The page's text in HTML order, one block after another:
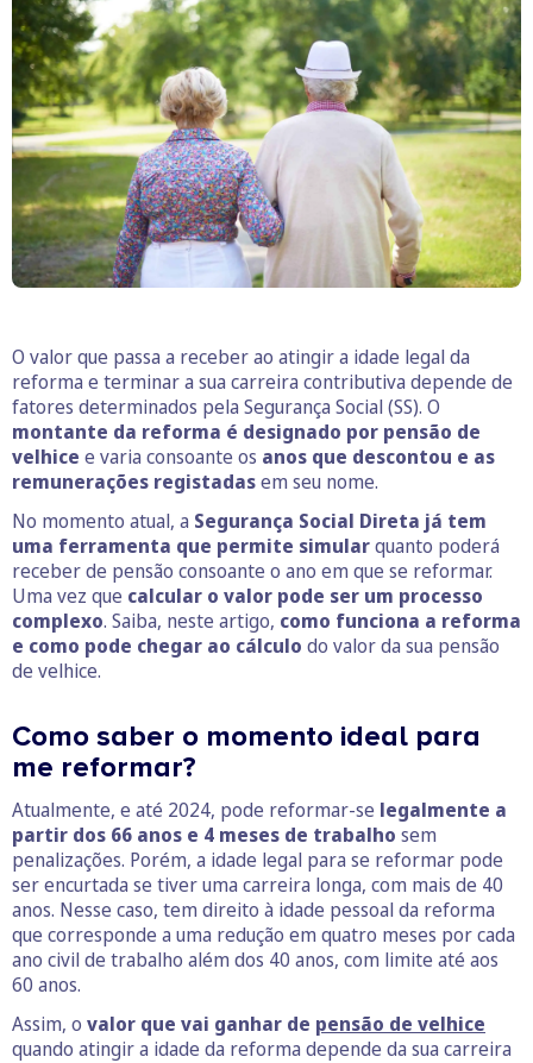
O valor que passa a receber ao atingir a idade legal da
reforma e terminar a sua carreira contributiva depende de
fatores determinados pela Segurança Social (SS). O
montante da reforma é designado por pensão de
velhice e varia consoante os anos que descontou e as
remunerações registadasem seu nome.
No momento atual, a Segurança Social Direta já tem
uma ferramenta que permite simularquanto poderá
receber de pensão consoante o ano em que se reformar.
Uma vez que calcular o valor pode ser um processo
complexo. Saiba, neste artigo, como funciona a reforma
e como pode chegar ao cálculo do valor da sua pensão
de velhice.
Como saber o momento ideal para
me reformar?
Atualmente, e até 2024, pode reformar-se legalmente a
partir dos 66 anos e 4 meses de trabalho sem
penalizações. Porém, a idade legal para se reformar pode
ser encurtada se tiver uma carreira longa, com mais de 40
anos. Nesse caso, tem direito à idade pessoal da reforma
que corresponde a uma redução em quatro meses por cada
ano civil de trabalho além dos 40 anos, com limite até aos
60 anos.
Assim, o valor que vai ganhar de pensão de velhice
quando atingir a idade da reforma depende da sua carreira